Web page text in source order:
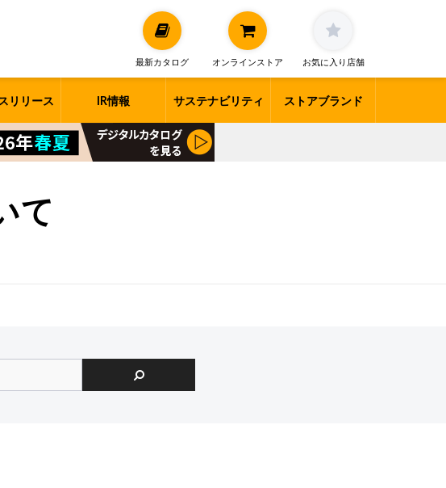
最新カタログ オンラインストア お気に入り店舗
リリース IR情報 サステナビリティ ストアブランド
て